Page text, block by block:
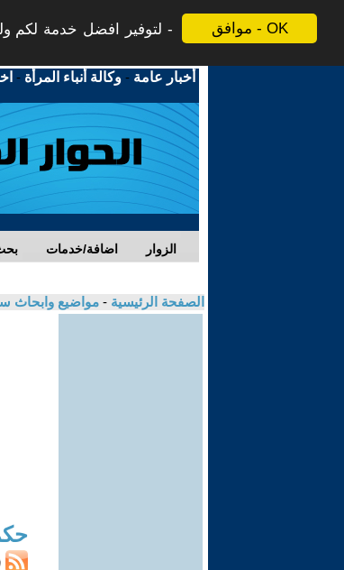
موافق - OK
لتوفير افضل خدمة لكم
أخبار عامة -وكالة أنباء المرأة -
اضافة/خدمات الزوار
الصفحة الرئيسية - مواضيع وابحاث